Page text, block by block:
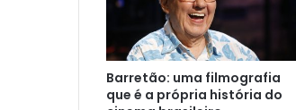
Barretão: uma filmografia
que é a própria história do